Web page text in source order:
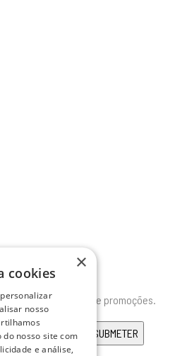
todas as novidades e promoções.
×
cookies
nosso
nosso site com
e análise,